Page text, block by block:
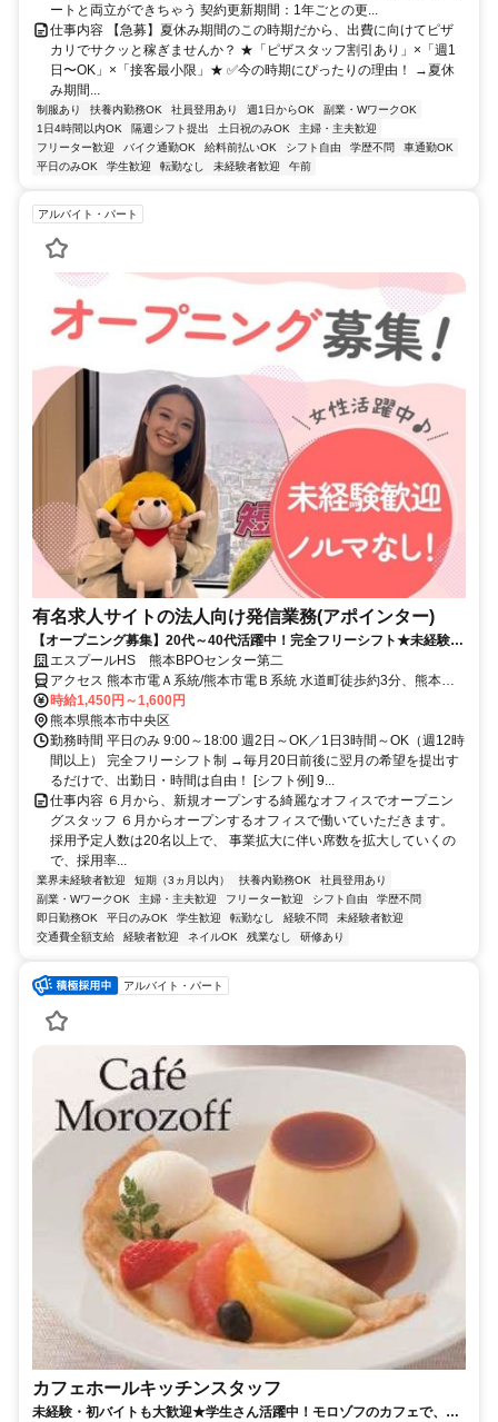
ートと両立ができちゃう 契約更新期間：1年ごとの更...
仕事内容 【急募】夏休み期間のこの時期だから、出費に向けてピザ
カリでサクッと稼ぎませんか？ ★「ピザスタッフ割引あり」×「週1
日〜OK」×「接客最小限」★ ✅今の時期にぴったりの理由！ →夏休
み期間...
制服あり 扶養内勤務OK 社員登用あり 週1日からOK
副業・WワークOK
1日4時間以内OK
隔週シフト提出 土日祝のみOK
主婦・主夫歓迎
フリーター歓迎
バイク通勤OK 給料前払いOK シフト自由 学歴不問
車通勤OK
平日のみOK
学生歓迎 転勤なし 未経験者歓迎 午前
アルバイト・パート
有名求人サイトの法人向け発信業務(アポインター)
【オープニング募集】20代～40代活躍中！完全フリーシフト★未経験者
歓迎★インセンあり／ネイル・髪自由／交通費全額支給
エスプールHS 熊本BPOセンター第二
アクセス 熊本市電Ａ系統/熊本市電Ｂ系統 水道町徒歩約3分、熊本市
電Ａ系統/熊本市電Ｂ系統 通町筋徒歩約7分、熊本市電Ａ系統/熊本市
電Ｂ系統 花畑町徒歩約9分
時給1,450円～1,600円
熊本県熊本市中央区
勤務時間 平日のみ 9:00～18:00 週2日～OK／1日3時間～OK（週12時
間以上） 完全フリーシフト制 →毎月20日前後に翌月の希望を提出す
るだけで、出勤日・時間は自由！ [シフト例] 9...
仕事内容 ６月から、新規オープンする綺麗なオフィスでオープニン
グスタッフ ６月からオープンするオフィスで働いていただきます。
採用予定人数は20名以上で、 事業拡大に伴い席数を拡大していくの
で、採用率...
業界未経験者歓迎 短期（3ヵ月以内） 扶養内勤務OK
社員登用あり
副業・WワークOK
主婦・主夫歓迎 フリーター歓迎 シフト自由
学歴不問
即日勤務OK
平日のみOK 学生歓迎 転勤なし 経験不問
未経験者歓迎
交通費全額支給
経験者歓迎 ネイルOK 残業なし 研修あり
アルバイト・パート
カフェホールキッチンスタッフ
未経験・初バイトも大歓迎★学生さん活躍中！モロゾフのカフェで、ホ